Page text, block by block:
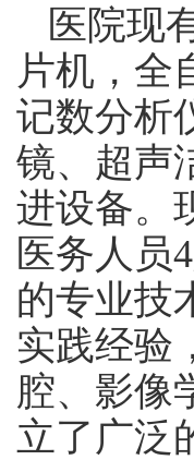
医院现
片机，全
记数分析
镜、超声
进设备。
医务人员
的专业技
实践经验
腔、影像
立了广泛